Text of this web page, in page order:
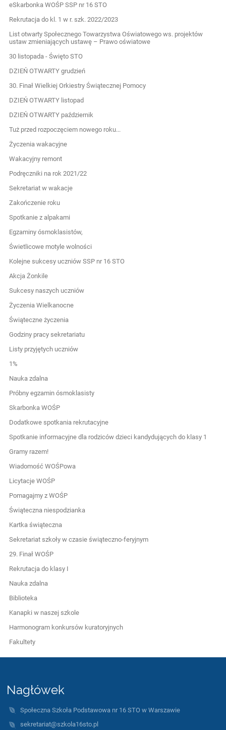
eSkarbonka WOŚP SSP nr 16 STO
Rekrutacja do kl. 1 w r. szk. 2022/2023
List otwarty Społecznego Towarzystwa Oświatowego ws. projektów
ustaw zmieniających ustawę – Prawo oświatowe
30 listopada - Święto STO
DZIEŃ OTWARTY grudzień
30. Finał Wielkiej Orkiestry Świątecznej Pomocy
DZIEŃ OTWARTY listopad
DZIEŃ OTWARTY październik
Tuż przed rozpoczęciem nowego roku...
Życzenia wakacyjne
Wakacyjny remont
Podręczniki na rok 2021/22
Sekretariat w wakacje
Zakończenie roku
Spotkanie z alpakami
Egzaminy ósmoklasistów,
Świetlicowe motyle wolności
Kolejne sukcesy uczniów SSP nr 16 STO
Akcja Żonkile
Sukcesy naszych uczniów
Życzenia Wielkanocne
Świąteczne życzenia
Godziny pracy sekretariatu
Listy przyjętych uczniów
1%
Nauka zdalna
Próbny egzamin ósmoklasisty
Skarbonka WOŚP
Dodatkowe spotkania rekrutacyjne
Spotkanie informacyjne dla rodziców dzieci kandydujących do klasy 1
Gramy razem!
Wiadomość WOŚPowa
Licytacje WOŚP
Pomagajmy z WOŚP
Świąteczna niespodzianka
Kartka świąteczna
Sekretariat szkoły w czasie świąteczno-feryjnym
29. Finał WOŚP
Rekrutacja do klasy I
Nauka zdalna
Biblioteka
Kanapki w naszej szkole
Harmonogram konkursów kuratoryjnych
Fakultety
Nagłówek
Społeczna Szkoła Podstawowa nr 16 STO w Warszawie
sekretariat@szkola16sto.pl